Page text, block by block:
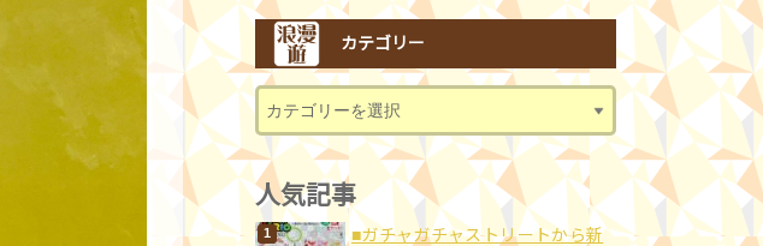
カテゴリー
人気記事
■ガチャガチャストリートから新